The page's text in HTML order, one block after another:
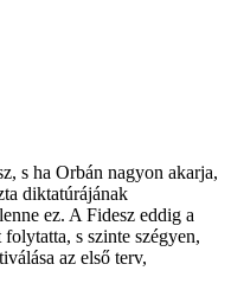
s ha Orbán nagyon akarja,
diktatúrájának
ez. A Fidesz eddig a
s szinte szégyen,
az első terv,